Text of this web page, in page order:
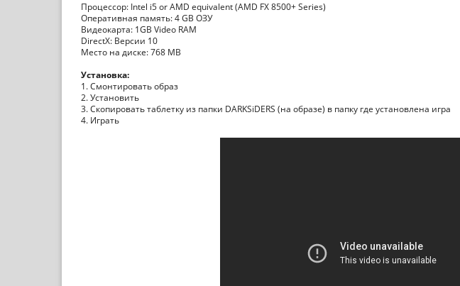
Процессор: Intel i5 or AMD equivalent (AMD FX 8500+ Series)
Оперативная память: 4 GB ОЗУ
Видеокарта: 1GB Video RAM
DirectX: Версии 10
Место на диске: 768 MB
Установка:
1. Смонтировать образ
2. Установить
3. Скопировать таблетку из папки DARKSiDERS (на образе) в папку где установлена игра
4. Играть